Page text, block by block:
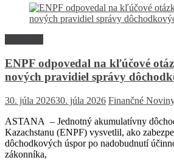
ENPF odpovedal na kľúčové
nových pravidiel správy
30. júla 202630. júla 2026 Finančné
ASTANA – Jednotný akumulatívny
Kazachstanu (ENPF) vysvetlil, ako
dôchodkových úspor po nadobudnutí
zákonníka,